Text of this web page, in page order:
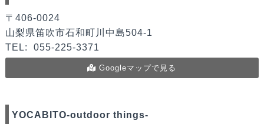
〒406-0024
山梨県笛吹市石和町川中島504-1
TEL:
055-225-3371
Googleマップで見る
YOCABITO-outdoor things-